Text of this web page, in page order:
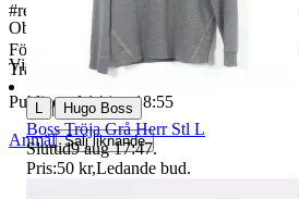
#retro #vintage #samlarobjekt #design
För butiksinformation och köpvillkor, se
Tradera.
Objektnr
736 375 821
Visningar
340
Publicerad 14 jun 18:55
Anmäl Sälj liknande
L | Hugo Boss
Boss Tröja Grå Herr Stl L
Sluttid9 aug 17:47.
Pris:50 kr,Ledande bud.